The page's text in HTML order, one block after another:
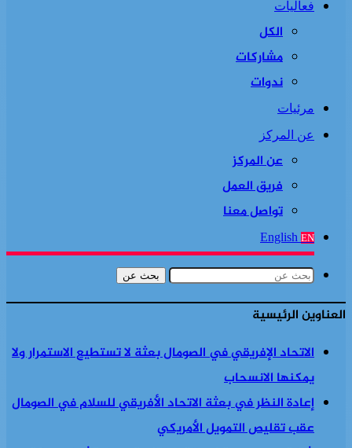
فعاليات
الكل
مشاركات
ندوات
مرئيات
عن المركز
عن المركز
فريق العمل
تواصل معنا
English EN
بحث عن
العناوين الرئيسية
الاتحاد الإفريقي في الصومال بعثة لا تستطيع الاستمرار ولا
يمكنها الانسحاب
إعادة النظر في بعثة الاتحاد الأفريقي للسلام في الصومال
عقب تقليص التمويل الأمريكي